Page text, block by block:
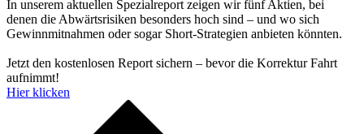
In unserem aktuellen Spezialreport zeigen wir fünf Aktien, bei
denen die Abwärtsrisiken besonders hoch sind – und wo sich
Gewinnmitnahmen oder sogar Short-Strategien anbieten könnten.
Jetzt den kostenlosen Report sichern – bevor die Korrektur Fahrt
aufnimmt!
Hier klicken